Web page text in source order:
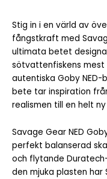
Stig in i en värld av
fångstkraft med
ultimata betet
sötvattenfiskens
autentiska Goby
bete tar inspiration
realismen till en helt ny
Savage Gear NED
perfekt balanserad
och flytande
den mjuka plasten